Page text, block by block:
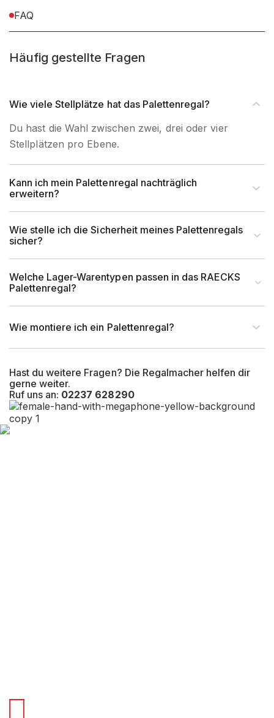
FAQ
Häufig gestellte Fragen
Hast du weitere Fragen? Die Regalmacher helfen dir
gerne weiter.
Ruf uns an: 02237 628290
Wie viele Stellplätze hat das Palettenregal?
Du hast die Wahl zwischen zwei, drei oder vier
Stellplätzen pro Ebene.
Kann ich mein Palettenregal nachträglich
erweitern?
Wie stelle ich die Sicherheit meines Palettenregals
sicher?
Welche Lager-Warentypen passen in das RAECKS
Palettenregal?
Wie montiere ich ein Palettenregal?